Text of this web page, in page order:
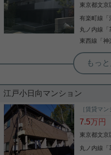
にくいです
ちしており
写真(9)
東京都文京
有楽町線 「
丸ノ内線 「
東西線 「神
実用春日ホーム 茗荷谷店 松下諒
浴室乾
にピッタリ
局がありま
24時間OK
す。セキュ
収納はシュ
写真(9)
江戸小日向マンション
［賃貸マン
7.5万円
東京都文京
丸ノ内線 「